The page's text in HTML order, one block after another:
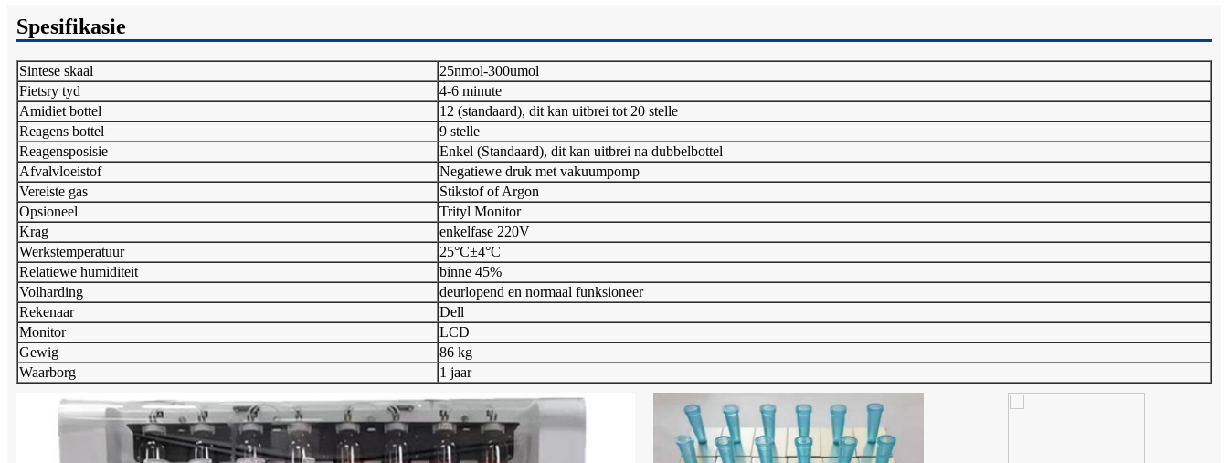
Spesifikasie
Sintese skaal
25nmol-300umol
Fietsry tyd
4-6 minute
Amidiet bottel
12 (standaard), dit kan uitbrei tot 20 stelle
Reagens bottel
9 stelle
Reagensposisie
Enkel (Standaard), dit kan uitbrei na dubbelbottel
Afvalvloeistof
Negatiewe druk met vakuumpomp
Vereiste gas
Stikstof of Argon
Opsioneel
Trityl Monitor
Krag
enkelfase 220V
Werkstemperatuur
25°C±4°C
Relatiewe humiditeit
binne 45%
Volharding
deurlopend en normaal funksioneer
Rekenaar
Dell
Monitor
LCD
Gewig
86 kg
Waarborg
1 jaar